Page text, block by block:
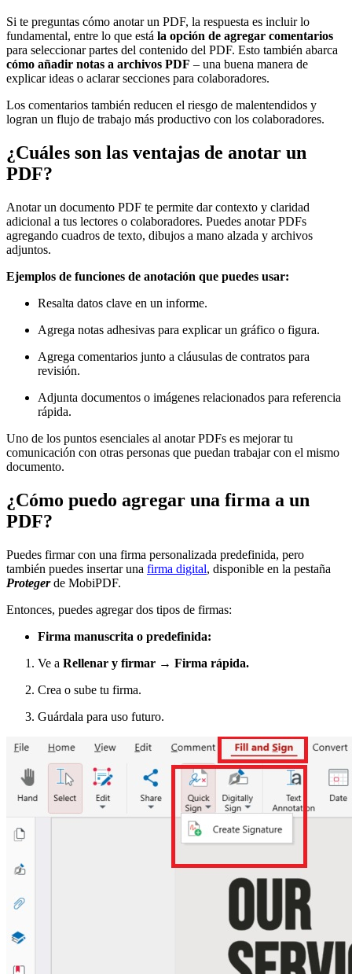
Si te preguntas cómo anotar un PDF, la respuesta es incluir lo
fundamental, entre lo que está la opción de agregar comentarios
para seleccionar partes del contenido del PDF. Esto también abarca
cómo añadir notas a archivos PDF – una buena manera de
explicar ideas o aclarar secciones para colaboradores.
Los comentarios también reducen el riesgo de malentendidos y
logran un flujo de trabajo más productivo con los colaboradores.
¿Cuáles son las ventajas de anotar un
PDF?
Anotar un documento PDF te permite dar contexto y claridad
adicional a tus lectores o colaboradores. Puedes anotar PDFs
agregando cuadros de texto, dibujos a mano alzada y archivos
adjuntos.
Ejemplos de funciones de anotación que puedes usar:
Resalta datos clave en un informe.
Agrega notas adhesivas para explicar un gráfico o figura.
Agrega comentarios junto a cláusulas de contratos para
revisión.
Adjunta documentos o imágenes relacionados para referencia
rápida.
Uno de los puntos esenciales al anotar PDFs es mejorar tu
comunicación con otras personas que puedan trabajar con el mismo
documento.
¿Cómo puedo agregar una firma a un
PDF?
Puedes firmar con una firma personalizada predefinida, pero
también puedes insertar una firma digital, disponible en la pestaña
Protegerde MobiPDF.
Entonces, puedes agregar dos tipos de firmas:
Firma manuscrita o predefinida:
Ve a Rellenar y firmar → Firma rápida.
Crea o sube tu firma.
Guárdala para uso futuro.